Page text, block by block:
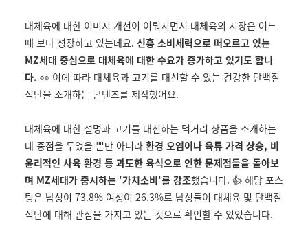
대체육에 대한 이미지 개선이 이뤄지면서 대체육의 시장은 어느
때 보다 성장하고 있는데요. 신흥 소비세력으로 떠오르고 있는
MZ세대 중심으로 대체육에 대한 수요가 증가하고 있기도 합니
다. 👀 이에 따라 대체육과 고기를 대신할 수 있는 건강한 단백질
식단을 소개하는 콘텐츠를 제작했어요.
대체육에 대한 설명과 고기를 대신하는 먹거리 상품을 소개하는
데 중점을 두었을 뿐만 아니라 환경 오염이나 육류 가격 상승, 비
윤리적인 사육 환경 등 과도한 육식으로 인한 문제점들을 돌아보
며 MZ세대가 중시하는 '가치소비'를 강조했습니다. 👍 해당 포스
팅은 남성이 73.8% 여성이 26.3%로 남성들이 대체육 및 단백질
식단에 대해 관심을 가지고 있는 것으로 확인할 수 있었습니다.